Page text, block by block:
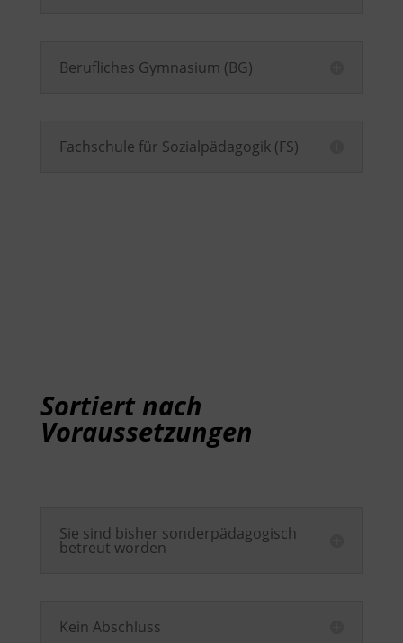
Berufliches Gymnasium (BG)
Fachschule für Sozialpädagogik (FS)
Sortiert nach
Voraussetzungen
Sie sind bisher sonderpädagogisch
betreut worden
Kein Abschluss